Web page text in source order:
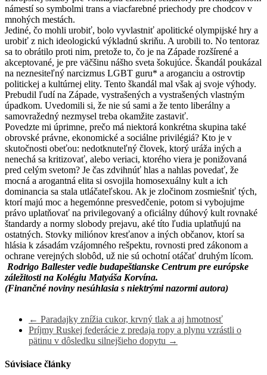
námestí so symbolmi trans a viacfarebné priechody pre chodcov v
mnohých mestách.
Jediné, čo mohli urobiť, bolo vyvlastniť apolitické olympijské hry a
urobiť z nich ideologickú výkladnú skriňu. A urobili to. No tentoraz
sa to obrátilo proti nim, pretože to, čo je na Západe rozšírené a
akceptované, je pre väčšinu nášho sveta šokujúce. Škandál poukázal
na neznesiteľný narcizmus LGBT guru* a aroganciu a ostrovtip
politickej a kultúrnej elity. Tento škandál mal však aj svoje výhody.
Prebudil ľudí na Západe, vystrašených a vystrašených vlastným
úpadkom. Uvedomili si, že nie sú sami a že tento liberálny a
samovražedný nezmysel treba okamžite zastaviť.
Povedzte mi úprimne, prečo má niektorá konkrétna skupina také
obrovské právne, ekonomické a sociálne privilégiá? Kto je v
skutočnosti obeťou: nedotknuteľný človek, ktorý uráža iných a
nenechá sa kritizovať, alebo veriaci, ktorého viera je ponižovaná
pred celým svetom? Je čas zdvihnúť hlas a nahlas povedať, že
mocná a arogantná elita si osvojila homosexuálny kult a ich
dominancia sa stala utláčateľskou. Ak je zločinom zosmiešniť tých,
ktorí majú moc a hegemónne presvedčenie, potom si vybojujme
právo uplatňovať na privilegovaný a oficiálny dúhový kult rovnaké
štandardy a normy slobody prejavu, aké títo ľudia uplatňujú na
ostatných. Stovky miliónov kresťanov a iných občanov, ktorí sa
hlásia k zásadám vzájomného rešpektu, rovnosti pred zákonom a
ochrane verejných slobôd, už nie sú ochotní otáčať druhým lícom.
Rodrigo Ballester vedie budapeštianske Centrum pre európske
záležitosti na Kolégiu Matyáša Korvína.
(Finančné noviny nesúhlasia s niektrými nazormi autora)
← Paradajky znížia cukor, krvný tlak a aj hmotnosť
Príjmy Ruskej federácie z predaja ropy a plynu vzrástli o
pätinu v dôsledku silnejšieho dopytu →
Súvisiace články